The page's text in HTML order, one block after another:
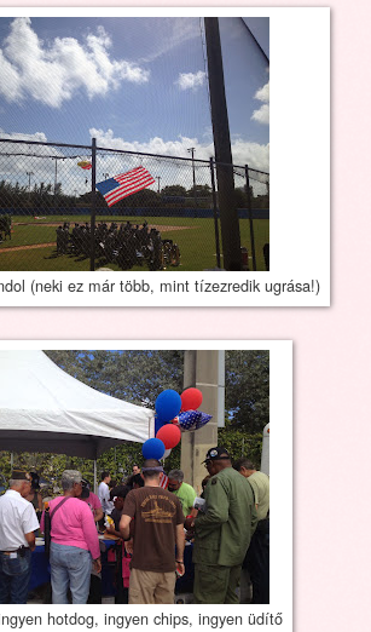
(neki ez már több, mint tízezredik ugrása!)
hotdog, ingyen chips, ingyen üdítő